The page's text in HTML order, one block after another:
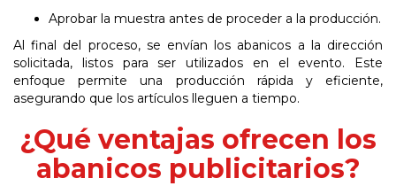
Aprobar la muestra antes de proceder a la producción.
Al final del proceso, se envían los abanicos a la dirección
solicitada, listos para ser utilizados en el evento. Este
enfoque permite una producción rápida y eficiente,
asegurando que los artículos lleguen a tiempo.
¿Qué ventajas ofrecen los
abanicos publicitarios?